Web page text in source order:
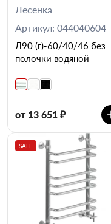
Лесенка
Артикул: 044040604
Л90 (г)-60/40/46 без
полочки водяной
от 13 651 ₽
SALE